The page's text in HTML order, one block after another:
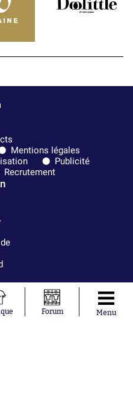
Mentions légales
Publicité
Recrutement
Forum Menu